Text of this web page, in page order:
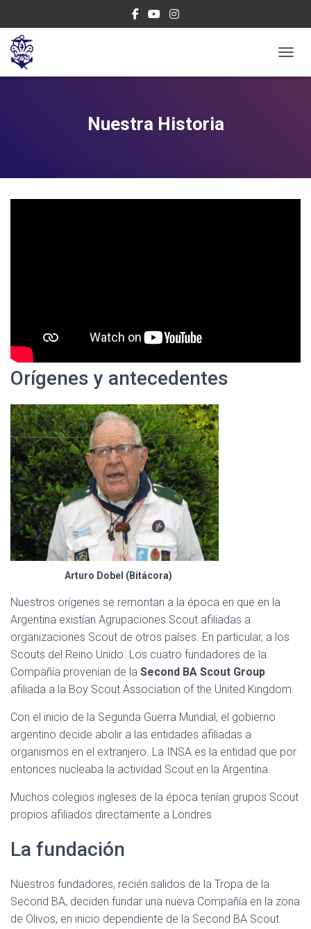
Nuestra Historia
Orígenes y antecedentes
Arturo Dobel (Bitácora)
Nuestros orígenes se remontan a la época en que en la
Argentina existían Agrupaciones Scout afiliadas a
organizaciones Scout de otros países. En particular, a los
Scouts del Reino Unido. Los cuatro fundadores de la
Compañía provenían de la Second BA Scout Group
afiliada a la Boy Scout Association of the United Kingdom.
Con el inicio de la Segunda Guerra Mundial, el gobierno
argentino decide abolir a las entidades afiliadas a
organismos en el extranjero. La INSA es la entidad que por
entonces nucleaba la actividad Scout en la Argentina.
Muchos colegios ingleses de la época tenían grupos Scout
propios afiliados directamente a Londres.
La fundación
Nuestros fundadores, recién salidos de la Tropa de la
Second BA, deciden fundar una nueva Compañía en la zona
de Olivos, en inicio dependiente de la Second BA Scout